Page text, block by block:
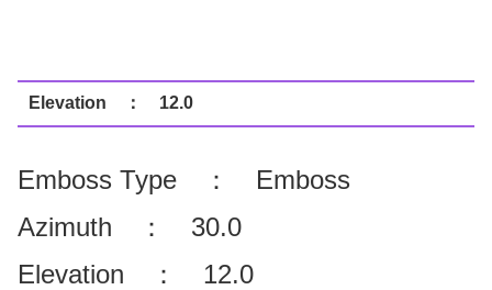
Elevation ： 12.0
Emboss Type ： Emboss
Azimuth ： 30.0
Elevation ： 12.0